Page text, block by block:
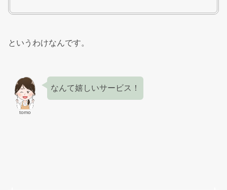
というわけなんです。
tomo
なんて嬉しいサービス！